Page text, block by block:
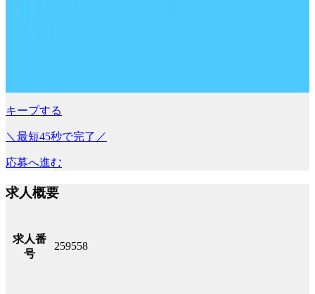
キープする
＼最短45秒で完了／
応募へ進む
求人概要
求人番
号
259558